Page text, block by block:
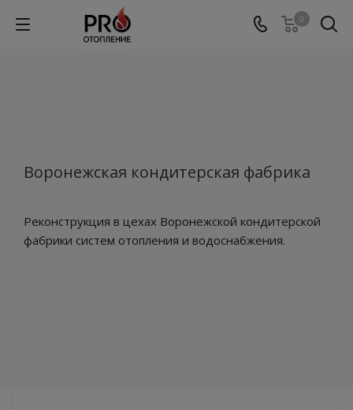
0
Воронежская кондитерская фабрика
Реконструкция в цехах Воронежской кондитерской
фабрики систем отопления и водоснабжения.